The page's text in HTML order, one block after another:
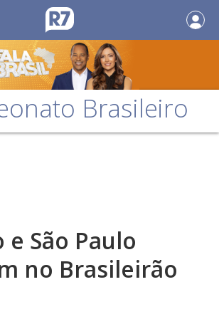
Brasileiro
e São Paulo
no Brasileirão